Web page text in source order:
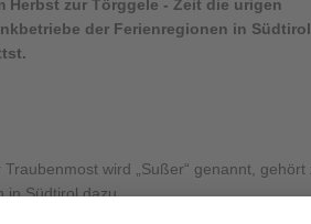
Herbst zur Törggele - Zeit die urigen
der Ferienregionen in Südtirol
Traubenmost wird „Sußer“ genannt, gehört
in Südtirol dazu.